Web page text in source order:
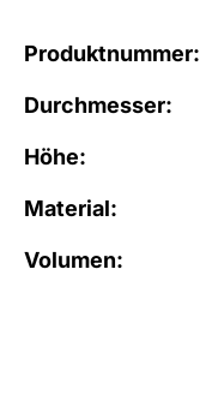
Produktnummer:
Durchmesser:
Höhe:
Material:
Volumen: